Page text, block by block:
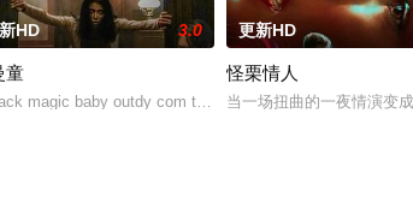
所有小孩，都神秘地失踪了，除了一个小孩。整个小镇都
HD 3.0
童
magic baby outdy com that is believed to bring luck to i
更新HD
怪栗情人
当一场扭曲的一夜情演变